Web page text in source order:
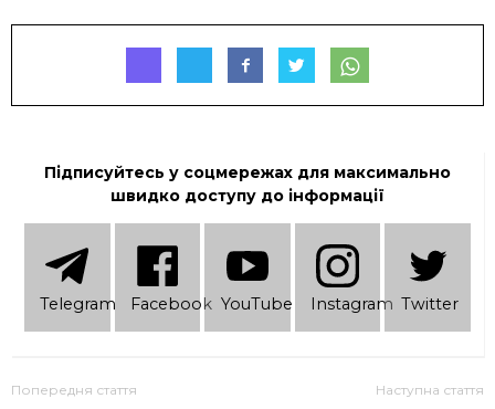
Підписуйтесь у соцмережах для максимально
швидко доступу до інформації
Telеgram Facebook YouTube Instagram Twitter
Попередня стаття Наступна стаття